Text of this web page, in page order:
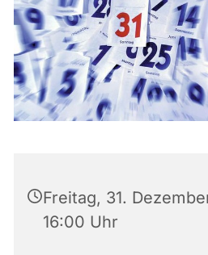
Freitag, 31.
16:00 Uhr